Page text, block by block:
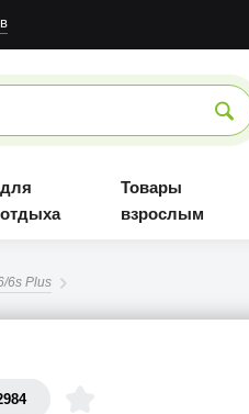
Товары
взрослым
6s Plus